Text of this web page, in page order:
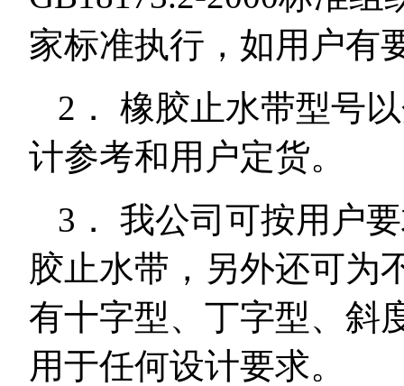
家标准执行，如用户有
2． 橡胶止水带型号
计参考和用户定货。
3． 我公司可按用户
胶止水带，另外还可为
有十字型、丁字型、斜
用于任何设计要求。